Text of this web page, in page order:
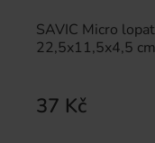
SAVIC Micro
22,5x11,5x4,5 cm
37 Kč